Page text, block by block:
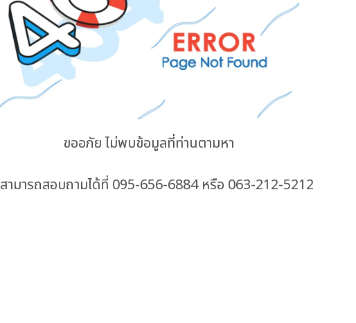
ขออภัย ไม่พบข้อมูลที่ท่านตามหา
สามารถสอบถามได้ที่ 095-656-6884หรือ 063-212-5212